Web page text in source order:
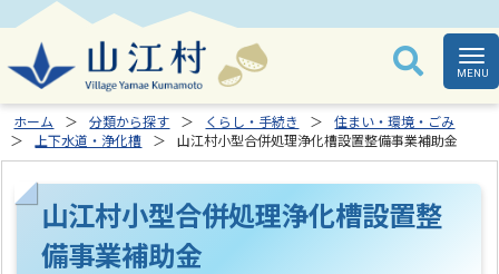
ホーム 分類から探す くらし・手続き
住まい・環境・ごみ
上下水道・浄化槽
山江村小型合併処理浄化槽設置整備事業補助金
山江村小型合併処理浄化槽設置整
備事業補助金